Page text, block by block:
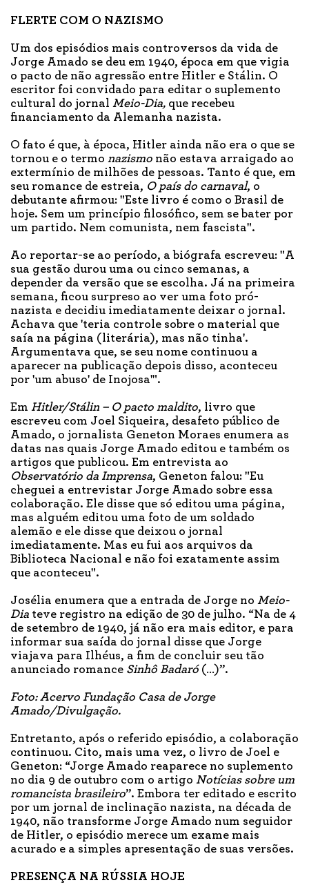
FLERTE COM O NAZISMO
Um dos episódios mais controversos da vida de
Jorge Amado se deu em 1940, época em que vigia
o pacto de não agressão entre Hitler e Stálin. O
escritor foi convidado para editar o suplemento
cultural do jornal Meio-Dia, que recebeu
financiamento da Alemanha nazista.
O fato é que, à época, Hitler ainda não era o que se
tornou e o termo nazismo não estava arraigado ao
extermínio de milhões de pessoas. Tanto é que, em
seu romance de estreia, O país do carnaval, o
debutante afirmou: "Este livro é como o Brasil de
hoje. Sem um princípio filosófico, sem se bater por
um partido. Nem comunista, nem fascista".
Ao reportar-se ao período, a biógrafa escreveu: "A
sua gestão durou uma ou cinco semanas, a
depender da versão que se escolha. Já na primeira
semana, ficou surpreso ao ver uma foto pró-
nazista e decidiu imediatamente deixar o jornal.
Achava que 'teria controle sobre o material que
saía na página (literária), mas não tinha'.
Argumentava que, se seu nome continuou a
aparecer na publicação depois disso, aconteceu
por 'um abuso' de Inojosa'".
Em Hitler/Stálin – O pacto maldito, livro que
escreveu com Joel Siqueira, desafeto público de
Amado, o jornalista Geneton Moraes enumera as
datas nas quais Jorge Amado editou e também os
artigos que publicou. Em entrevista ao
Observatório da Imprensa, Geneton falou: "Eu
cheguei a entrevistar Jorge Amado sobre essa
colaboração. Ele disse que só editou uma página,
mas alguém editou uma foto de um soldado
alemão e ele disse que deixou o jornal
imediatamente. Mas eu fui aos arquivos da
Biblioteca Nacional e não foi exatamente assim
que aconteceu".
Josélia enumera que a entrada de Jorge no Meio-
Dia teve registro na edição de 30 de julho. “Na de 4
de setembro de 1940, já não era mais editor, e para
informar sua saída do jornal disse que Jorge
viajava para Ilhéus, a fim de concluir seu tão
anunciado romance Sinhô Badaró (…)”.
Foto: Acervo Fundação Casa de Jorge
Amado/Divulgação.
Entretanto, após o referido episódio, a colaboração
continuou. Cito, mais uma vez, o livro de Joel e
Geneton: “Jorge Amado reaparece no suplemento
no dia 9 de outubro com o artigo Notícias sobre um
romancista brasileiro”. Embora ter editado e escrito
por um jornal de inclinação nazista, na década de
1940, não transforme Jorge Amado num seguidor
de Hitler, o episódio merece um exame mais
acurado e a simples apresentação de suas versões.
PRESENÇA NA RÚSSIA HOJE